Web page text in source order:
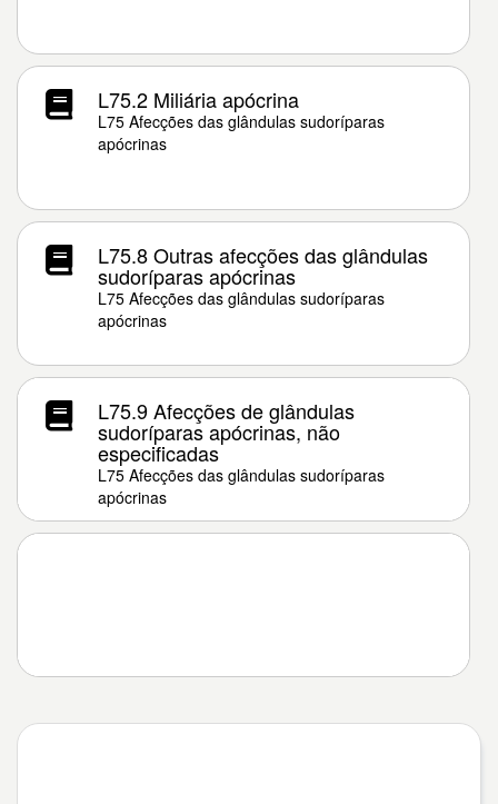
L75.2 Miliária apócrina
L75 Afecções das glândulas sudoríparas
apócrinas
L75.8 Outras afecções das glândulas
sudoríparas apócrinas
L75 Afecções das glândulas sudoríparas
apócrinas
L75.9 Afecções de glândulas
sudoríparas apócrinas, não
especificadas
L75 Afecções das glândulas sudoríparas
apócrinas